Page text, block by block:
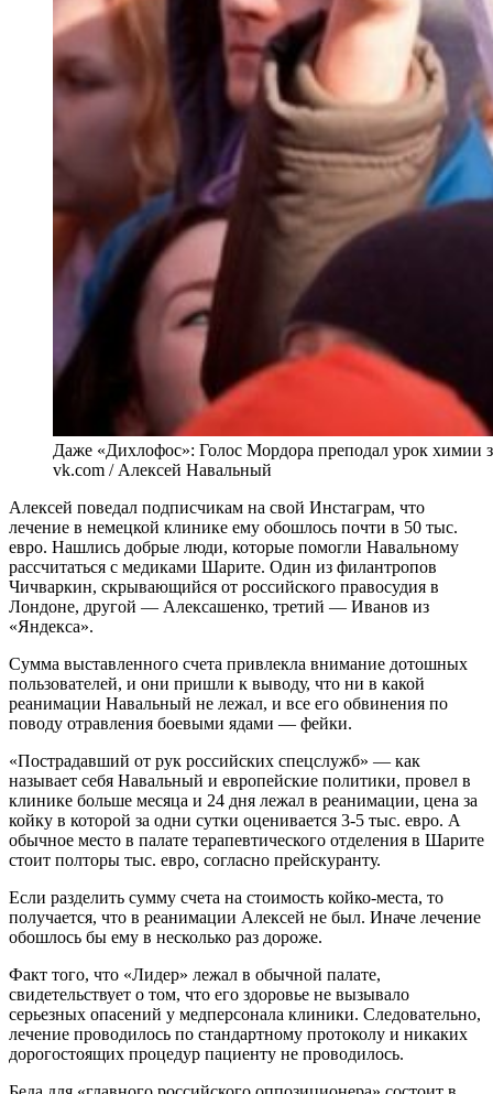
Даже «Дихлофос»: Голос Мордора преподал урок химии
vk.com / Алексей Навальный
Алексей поведал подписчикам на свой Инстаграм, что
лечение в немецкой клинике ему обошлось почти в 50 тыс.
евро. Нашлись добрые люди, которые помогли Навальному
рассчитаться с медиками Шарите. Один из филантропов
Чичваркин, скрывающийся от российского правосудия в
Лондоне, другой — Алексашенко, третий — Иванов из
«Яндекса».
Сумма выставленного счета привлекла внимание дотошных
пользователей, и они пришли к выводу, что ни в какой
реанимации Навальный не лежал, и все его обвинения по
поводу отравления боевыми ядами — фейки.
«Пострадавший от рук российских спецслужб» — как
называет себя Навальный и европейские политики, провел в
клинике больше месяца и 24 дня лежал в реанимации, цена за
койку в которой за одни сутки оценивается 3-5 тыс. евро. А
обычное место в палате терапевтического отделения в Шарите
стоит полторы тыс. евро, согласно прейскуранту.
Если разделить сумму счета на стоимость койко-места, то
получается, что в реанимации Алексей не был. Иначе лечение
обошлось бы ему в несколько раз дороже.
Факт того, что «Лидер» лежал в обычной палате,
свидетельствует о том, что его здоровье не вызывало
серьезных опасений у медперсонала клиники. Следовательно,
лечение проводилось по стандартному протоколу и никаких
дорогостоящих процедур пациенту не проводилось.